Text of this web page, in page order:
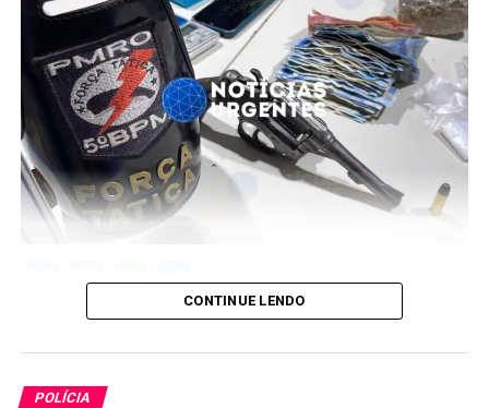
Twitter
Facebook
WhatsApp
Share
CONTINUE LENDO
POLÍCIA